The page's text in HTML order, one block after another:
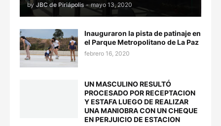
by JBC de Piriápolis - mayo 13, 2020
Inauguraron la pista de patinaje en
el Parque Metropolitano de La Paz
febrero 16, 2020
UN MASCULINO RESULTÓ
PROCESADO POR RECEPTACION
Y ESTAFA LUEGO DE REALIZAR
UNA MANIOBRA CON UN CHEQUE
EN PERJUICIO DE ESTACION